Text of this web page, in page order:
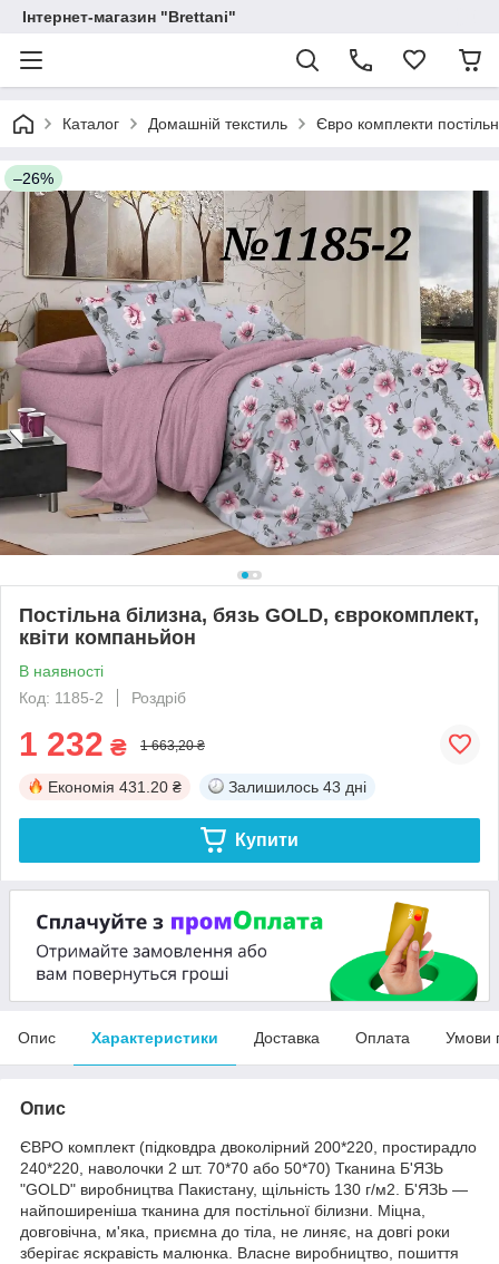
Інтернет-магазин "Brettani"
Каталог Домашній текстиль Євро комплекти
–26%
Постільна білизна, бязь GOLD, єврокомплект,
квіти компаньйон
В наявності
Код: 1185-2
Роздріб
1 232 ₴ 1 663,20 ₴
Економія 431.20 ₴ Залишилось 43 дні
Купити
Опис Характеристики Доставка Оплата Умови
Опис
ЄВРО комплект (підковдра двоколірний 200*220, простирадло
240*220, наволочки 2 шт. 70*70 або 50*70) Тканина Б'ЯЗЬ
"GOLD" виробництва Пакистану, щільність 130 г/м2. Б'ЯЗЬ —
найпоширеніша тканина для постільної білизни. Міцна,
довговічна, м'яка, приємна до тіла, не линяє, на довгі роки
зберігає яскравість малюнка. Власне виробництво, пошиття